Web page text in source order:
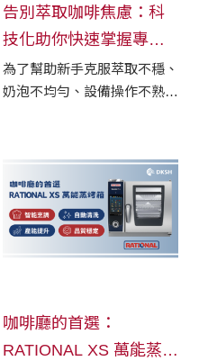
告別萃取咖啡焦慮：科
技化助你快速掌握專業
技巧
為了幫助新手克服萃取不穩、
奶泡不均勻、設備操作不熟、
咖啡機的萃取曲線面板顯示功
能，正是這樣一個強大的工
具，能夠幫助新手咖啡師快速
提升技術，穩定品質，讓每一
杯咖啡都能達到專業標準。
咖啡廳的首選：
RATIONAL XS 萬能蒸烤